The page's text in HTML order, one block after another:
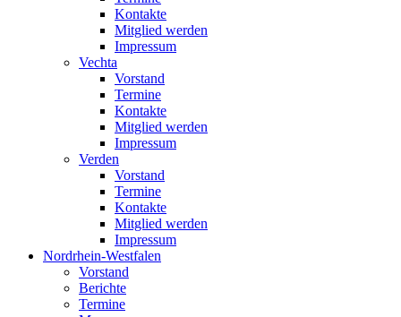
Kontakte
Mitglied werden
Impressum
Vechta
Vorstand
Termine
Kontakte
Mitglied werden
Impressum
Verden
Vorstand
Termine
Kontakte
Mitglied werden
Impressum
Nordrhein-Westfalen
Vorstand
Berichte
Termine